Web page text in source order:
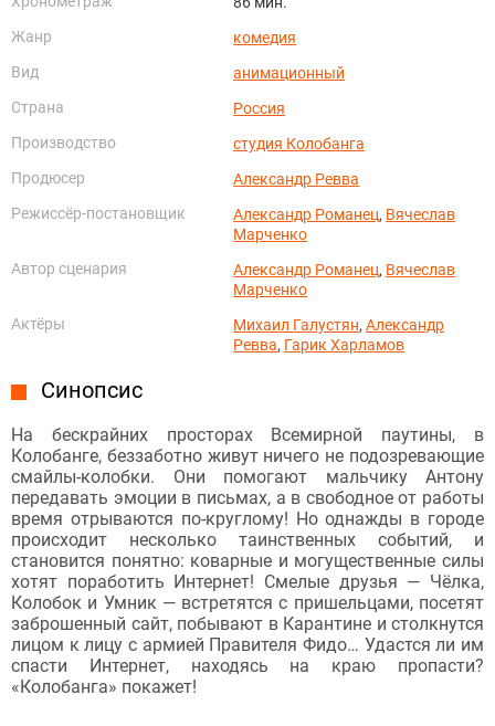
Жанр
комедия
Вид
анимационный
Страна
Россия
Производство
студия Колобанга
Продюсер
Александр Ревва
Режиссёр-постановщик
Александр Романец, Вячеслав
Марченко
Автор сценария
Александр Романец, Вячеслав
Марченко
Актёры
Михаил Галустян,Александр
Ревва, Гарик Харламов
Синопсис
На бескрайних просторах Всемирной паутины, в
Колобанге, беззаботно живут ничего не подозревающие
смайлы-колобки. Они помогают мальчику Антону
передавать эмоции в письмах, а в свободное от работы
время отрываются по-круглому! Но однажды в городе
происходит несколько таинственных событий, и
становится понятно: коварные и могущественные силы
хотят поработить Интернет! Смелые друзья — Чёлка,
Колобок и Умник — встретятся с пришельцами, посетят
заброшенный сайт, побывают в Карантине и столкнутся
лицом к лицу с армией Правителя Фидо… Удастся ли им
спасти Интернет, находясь на краю пропасти?
«Колобанга» покажет!